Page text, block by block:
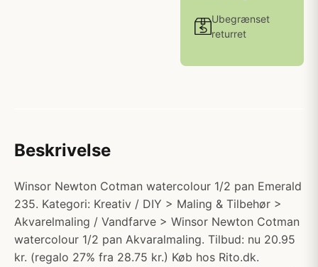
Ubegrænset
returret
Beskrivelse
Winsor Newton Cotman watercolour 1/2 pan Emerald
235. Kategori: Kreativ / DIY > Maling & Tilbehør >
Akvarelmaling / Vandfarve > Winsor Newton Cotman
watercolour 1/2 pan Akvaralmaling. Tilbud: nu 20.95
kr. (regalo 27% fra 28.75 kr.) Køb hos Rito.dk.